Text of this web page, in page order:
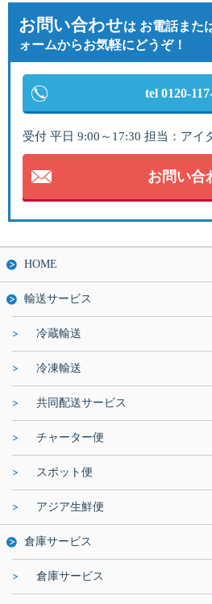
お問い合わせは お電話また
ォームからお気軽にどうぞ！
tel 0120-
受付 平日 9:00～17:30 担当：アイ
お問い合
HOME
輸送サービス
冷蔵輸送
冷凍輸送
共同配送サービス
チャーター便
スポット便
アジア生鮮便
倉庫サービス
倉庫サービス